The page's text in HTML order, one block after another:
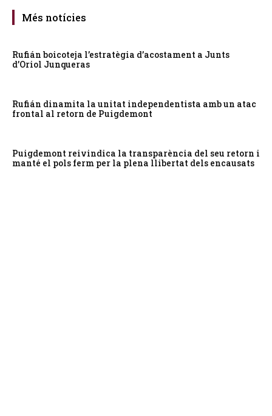
Més notícies
Rufián boicoteja l’estratègia d’acostament a Junts
d’Oriol Junqueras
Rufián dinamita la unitat independentista amb un atac
frontal al retorn de Puigdemont
Puigdemont reivindica la transparència del seu retorn i
manté el pols ferm per la plena llibertat dels encausats